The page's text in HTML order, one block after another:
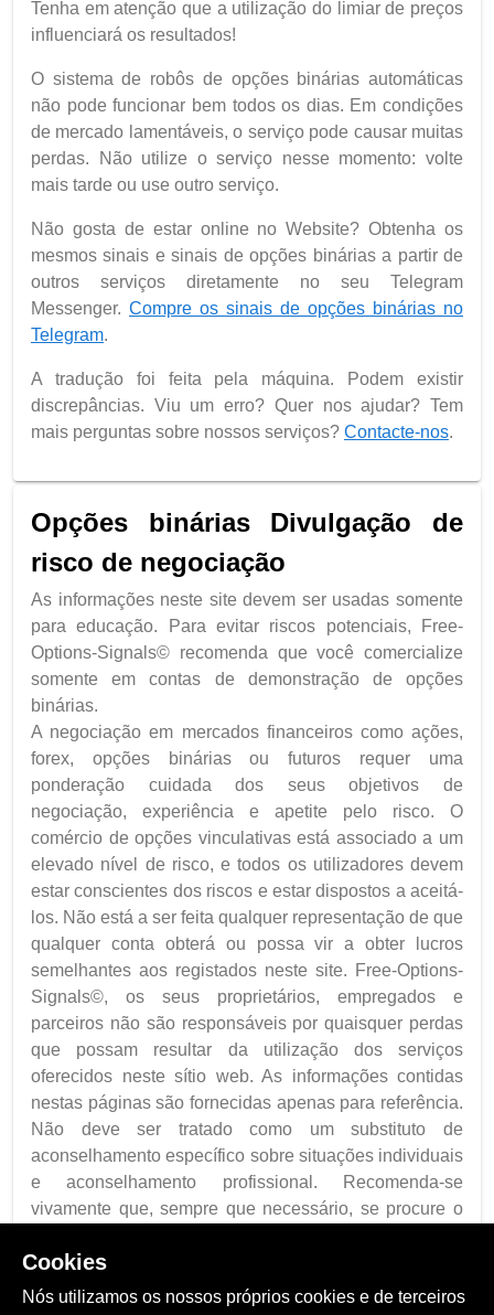
Tenha em atenção que a utilização do limiar de preços
influenciará os resultados!
O sistema de robôs de opções binárias automáticas
não pode funcionar bem todos os dias. Em condições
de mercado lamentáveis, o serviço pode causar muitas
perdas. Não utilize o serviço nesse momento: volte
mais tarde ou use outro serviço.
Não gosta de estar online no Website? Obtenha os
mesmos sinais e sinais de opções binárias a partir de
outros serviços diretamente no seu Telegram
Messenger. Compre os sinais de opções binárias no
Telegram.
A tradução foi feita pela máquina. Podem existir
discrepâncias. Viu um erro? Quer nos ajudar? Tem
mais perguntas sobre nossos serviços? Contacte-nos.
Opções binárias Divulgação de
risco de negociação
As informações neste site devem ser usadas somente
para educação. Para evitar riscos potenciais, Free-
Options-Signals© recomenda que você comercialize
somente em contas de demonstração de opções
binárias.
A negociação em mercados financeiros como ações,
forex, opções binárias ou futuros requer uma
ponderação cuidada dos seus objetivos de
negociação, experiência e apetite pelo risco. O
comércio de opções vinculativas está associado a um
elevado nível de risco, e todos os utilizadores devem
estar conscientes dos riscos e estar dispostos a aceitá-
los. Não está a ser feita qualquer representação de que
qualquer conta obterá ou possa vir a obter lucros
semelhantes aos registados neste site. Free-Options-
Signals©, os seus proprietários, empregados e
parceiros não são responsáveis por quaisquer perdas
que possam resultar da utilização dos serviços
oferecidos neste sítio web. As informações contidas
nestas páginas são fornecidas apenas para referência.
Não deve ser tratado como um substituto de
aconselhamento específico sobre situações individuais
e aconselhamento profissional. Recomenda-se
vivamente que, sempre que necessário, se procure o
Eu li, entendi e concordei com a divulgação de
riscos
Cookies
Nós utilizamos os nossos próprios cookies e de terceiros